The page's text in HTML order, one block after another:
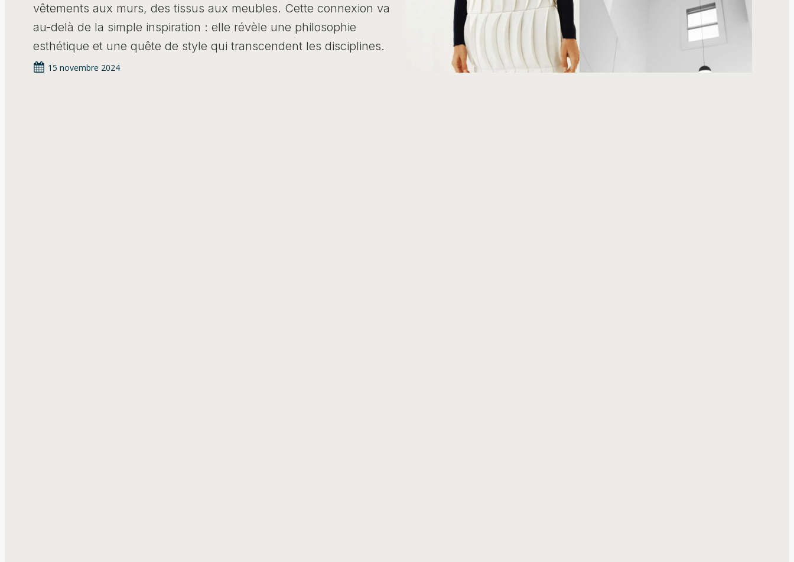
vêtements aux murs, des tissus aux meubles. Cette connexion va
au-delà de la simple inspiration : elle révèle une philosophie
esthétique et une quête de style qui transcendent les disciplines.
15 novembre 2024